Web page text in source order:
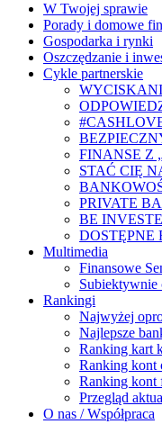
W Twojej sprawie
Porady i domowe
Gospodarka i rynki
Oszczędzanie i
Cykle partnerskie
FINANSE Z
STAĆ CIĘ
PRIVATE
BE
DOSTĘPNE
Multimedia
Finansowe
Subiektywnie
Rankingi
Najwyżej
Najlepsze
Ranking kart
Ranking kont
Ranking kont
Przegląd
O nas / Współpraca